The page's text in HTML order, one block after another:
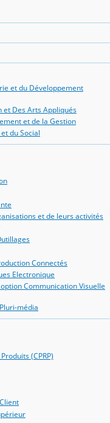
et du Développement
et Des Arts Appliqués
et de la Gestion
du Social
et de leurs activités
Connectés
Electronique
Communication Visuelle
média
(CPRP)